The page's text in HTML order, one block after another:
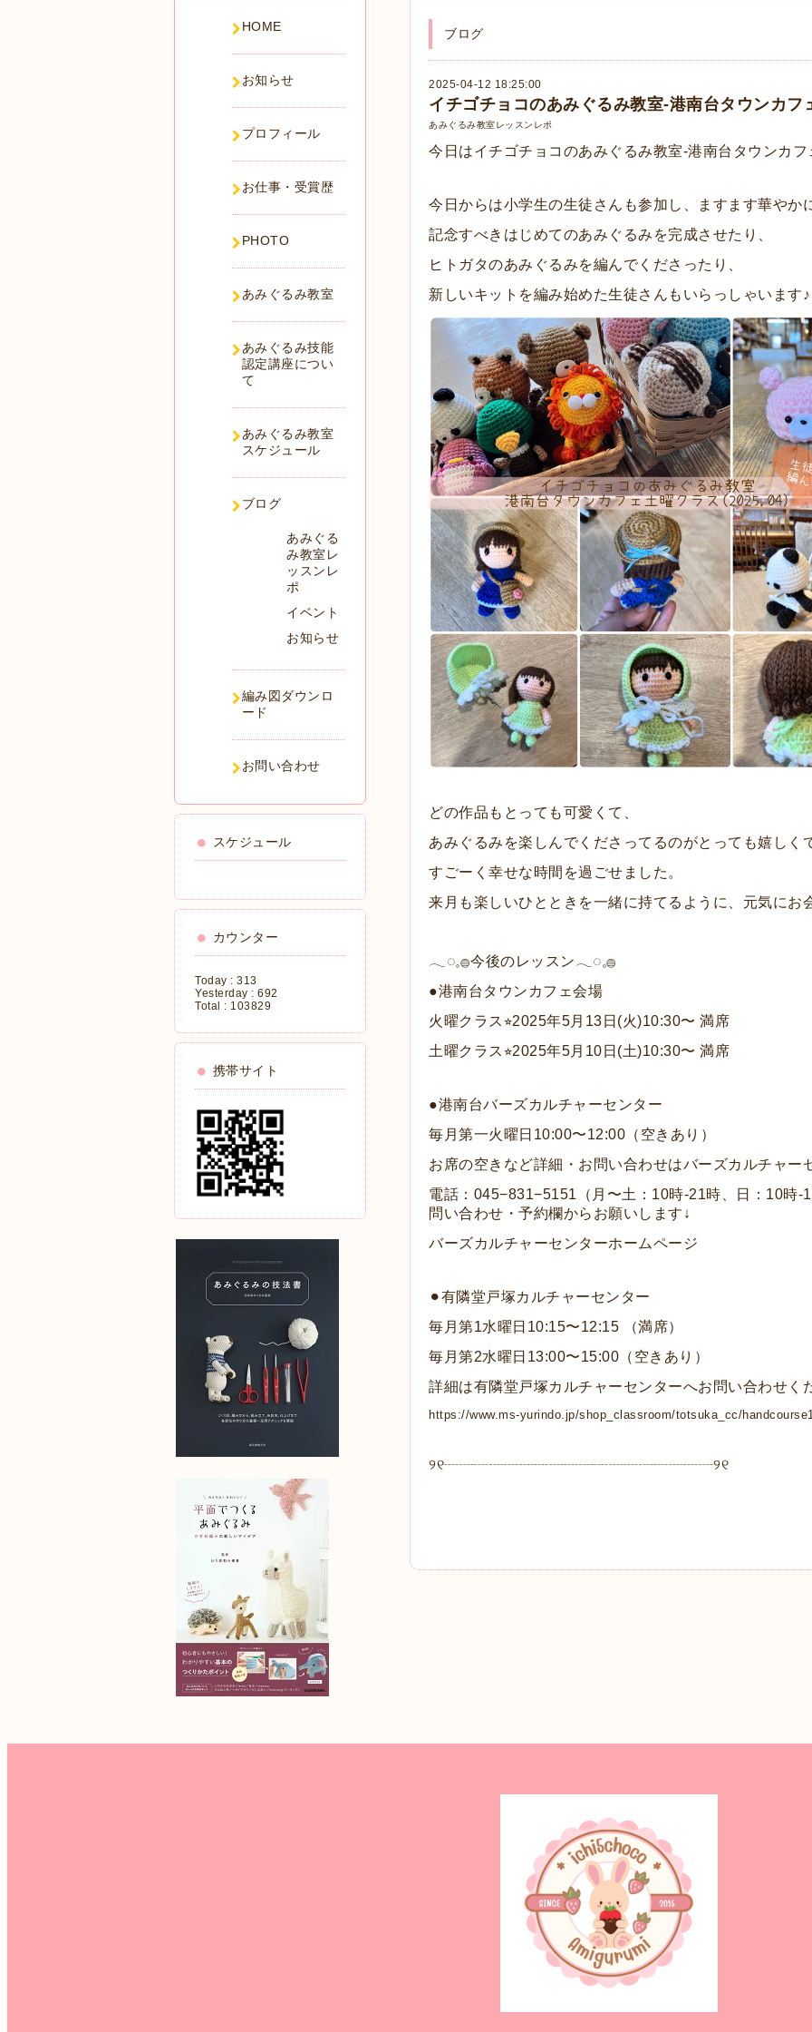
ブログ
2025-04-12 18:25:00
イチゴチョコのあみぐるみ教室-港南台タウンカフ
あみぐるみ教室レッスンレポ
今日はイチゴチョコのあみぐるみ教室-港南台タウンカ
今日からは小学生の生徒さんも参加し、ますます華やか
記念すべきはじめてのあみぐるみを完成させたり、
ヒトガタのあみぐるみを編んでくださったり、
新しいキットを編み始めた生徒さんもいらっしゃいます♪
どの作品もとっても可愛くて、
あみぐるみを楽しんでくださってるのがとっても嬉しく
すごーく幸せな時間を過ごせました。
来月も楽しいひとときを一緒に持てるように、元気にお
𓂃◌𓈒𓐍今後のレッスン𓂃◌𓈒𓐍
●港南台タウンカフェ会場
火曜クラス⭐︎2025年5月13日(火)10:30〜 満席
土曜クラス⭐︎2025年5月10日(土)10:30〜 満席
●港南台バーズカルチャーセンター
毎月第一火曜日10:00〜12:00（空きあり）
お席の空きなど詳細・お問い合わせはバーズカルチャー
電話： 045−831−5151 （月〜土：10時-21時、日：10時
問い合わせ・予約欄からお願いします↓
バーズカルチャーセンターホームページ
⚫︎有隣堂戸塚カルチャーセンター
毎月第1水曜日10:15〜12:15 （満席）
毎月第2水曜日13:00〜15:00（空きあり）
詳細は有隣堂戸塚カルチャーセンターへお問い合わせく
https://www.ms-yurindo.jp/shop_classroom/totsuka_cc/
୨୧┈┈┈┈┈┈┈┈┈┈┈┈┈┈┈┈┈┈୨୧
HOME
お知らせ
プロフィール
お仕事・受賞歴
PHOTO
あみぐるみ教室
あみぐるみ技能
認定講座につい
て
あみぐるみ教室
スケジュール
ブログ
あみぐる
み教室レ
ッスンレ
ポ
イベント
お知らせ
編み図ダウンロ
ード
お問い合わせ
スケジュール
カウンター
Today : 313
Yesterday : 692
Total : 103829
携帯サイト